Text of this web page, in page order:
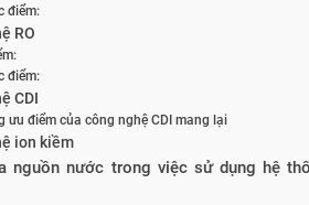
điểm:
RO
điểm:
CDI
ưu điểm của công nghệ CDI mang lại
ion kiềm
nguồn nước trong việc sử dụng hệ